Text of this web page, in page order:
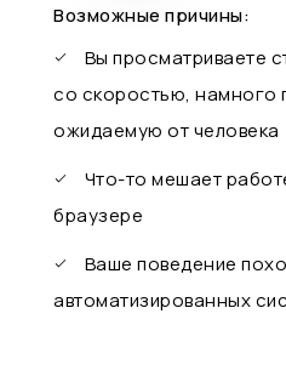
Возможные причины:
Вы просматриваете
со скоростью,
ожидаемую от человека
Что-то мешает
браузере
Ваше поведение
автоматизированных